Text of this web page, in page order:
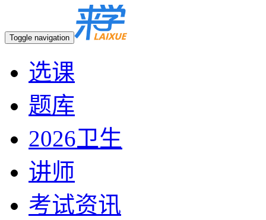
Toggle navigation
选课
题库
2026卫生
讲师
考试资讯